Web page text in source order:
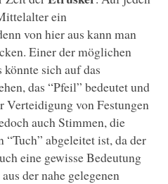
ein
von hier aus kann man
Einer der möglichen
sich auf das
das “Pfeil” bedeutet und
Verteidigung von Festungen
auch Stimmen, die
“Tuch” abgeleitet ist, da der
eine gewisse Bedeutung
der nahe gelegenen